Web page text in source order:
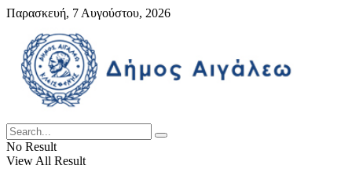
Παρασκευή, 7 Αυγούστου, 2026
No Result
View All Result